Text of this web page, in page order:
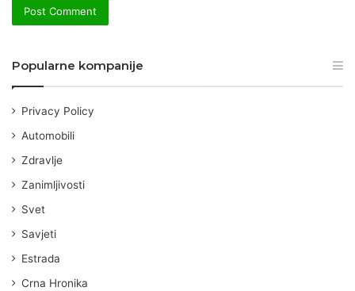
Popularne kompanije
Privacy Policy
Automobili
Zdravlje
Zanimljivosti
Svet
Savjeti
Estrada
Crna Hronika